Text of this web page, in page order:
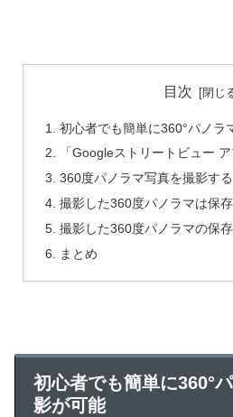
目次
初心者でも簡単に360°パノラ
「Googleストリートビュー
360度パノラマ写真を撮影する
撮影した360度パノラマは保
撮影した360度パノラマの保
まとめ
初心者でも簡単に360°
影が可能